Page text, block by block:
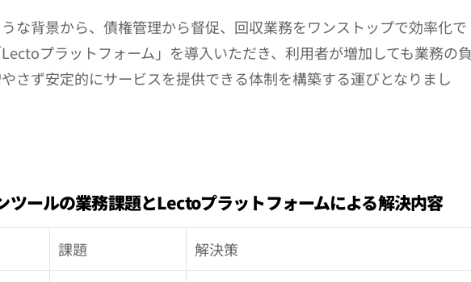
な背景から、債権管理から督促、回収業務をワンストップで効率化で
プラットフォーム」を導入いただき、利用者が増加しても業務の負
さず安定的にサービスを提供できる体制を構築する運びとなりまし
ツールの業務課題とLectoプラットフォームによる解決内容
課題 解決策